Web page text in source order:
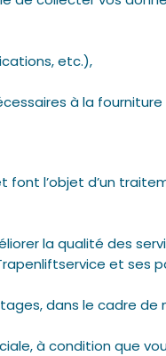
etc.),
à la
font l’objet d’un
la qualité des
et ses
dans le cadre
à condition que